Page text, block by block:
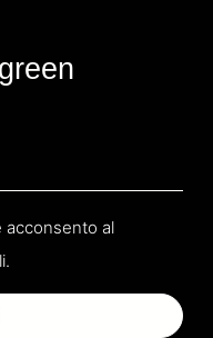
acconsento al